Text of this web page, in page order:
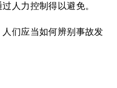
人力控制得以避免。
们应当如何辨别事故发